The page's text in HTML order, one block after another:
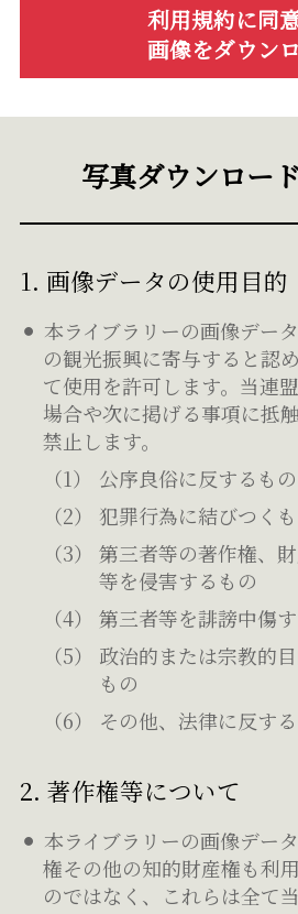
利用規約に同意
画像をダウン
写真ダウンロー
1. 画像データの使用目的
本ライブラリーの画像デー
の観光振興に寄与すると認
て使用を許可します。当連
場合や次に掲げる事項に抵
禁止します。
公序良俗に反するもの
犯罪行為に結びつく
第三者等の著作権、
等を侵害するもの
第三者等を誹謗中傷
政治的または宗教的
もの
その他、法律に反す
2. 著作権等について
本ライブラリーの画像デー
権その他の知的財産権も利
のではなく、これらは全て